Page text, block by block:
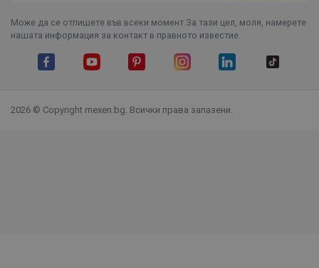
Може да се отпишете във всеки момент.За тази цел, моля, намерете
нашата информация за контакт в правното известие.
2026 © Copyright mexen.bg. Всички права запазени.